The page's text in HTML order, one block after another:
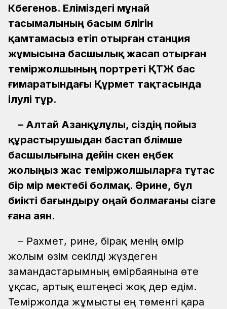
Көбегенов. Еліміздегі мұнай
тасымалының басым бөлігін
қамтамасыз етіп отырған станция
жұмысына басшылық жасап отырған
теміржолшының портреті ҚТЖ бас
ғимаратындағы Құрмет тақтасында
ілулі тұр.
– Алтай Азанқұлұлы, сіздің пойыз
құрастырушыдан бастап бөлімше
басшылығына дейін өскен еңбек
жолыңыз жас теміржолшыларға тұтас
бір өмір мектебі болмақ. Әрине, бұл
биікті бағындыру оңай болмағаны сізге
ғана аян.
– Рахмет, әрине, бірақ менің өмір
жолым өзім секілді жүздеген
замандастарымның өмірбаянына өте
ұқсас, артық ештеңесі жоқ дер едім.
Теміржолда жұмысты ең төменгі қара